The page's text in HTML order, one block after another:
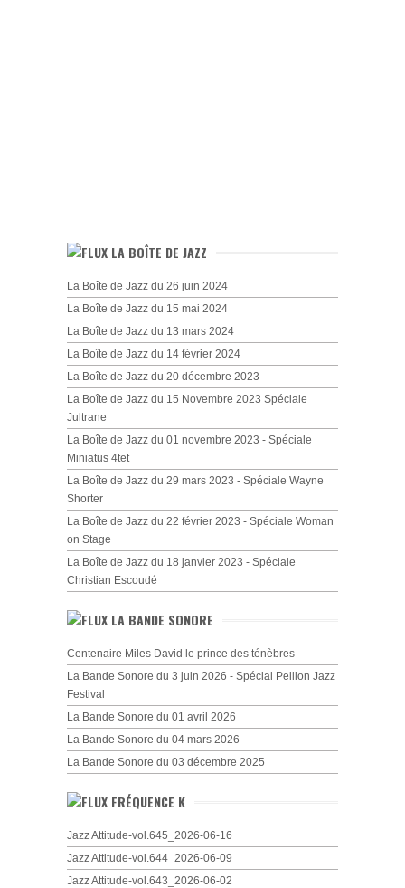
LA BOÎTE DE JAZZ
La Boîte de Jazz du 26 juin 2024
La Boîte de Jazz du 15 mai 2024
La Boîte de Jazz du 13 mars 2024
La Boîte de Jazz du 14 février 2024
La Boîte de Jazz du 20 décembre 2023
La Boîte de Jazz du 15 Novembre 2023 Spéciale
Jultrane
La Boîte de Jazz du 01 novembre 2023 - Spéciale
Miniatus 4tet
La Boîte de Jazz du 29 mars 2023 - Spéciale Wayne
Shorter
La Boîte de Jazz du 22 février 2023 - Spéciale Woman
on Stage
La Boîte de Jazz du 18 janvier 2023 - Spéciale
Christian Escoudé
LA BANDE SONORE
Centenaire Miles David le prince des ténèbres
La Bande Sonore du 3 juin 2026 - Spécial Peillon Jazz
Festival
La Bande Sonore du 01 avril 2026
La Bande Sonore du 04 mars 2026
La Bande Sonore du 03 décembre 2025
FRÉQUENCE K
Jazz Attitude-vol.645_2026-06-16
Jazz Attitude-vol.644_2026-06-09
Jazz Attitude-vol.643_2026-06-02